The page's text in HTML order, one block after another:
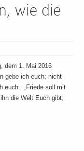
wie die
dem 1. Mai 2016
gebe ich euch; nicht
euch. „Friede soll mit
die Welt Euch gibt;